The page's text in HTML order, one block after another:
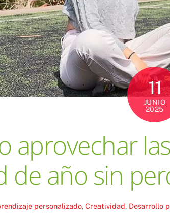
11
JUNIO
2025
aprovechar
de año sin
personalizado, Creatividad, Desarrollo